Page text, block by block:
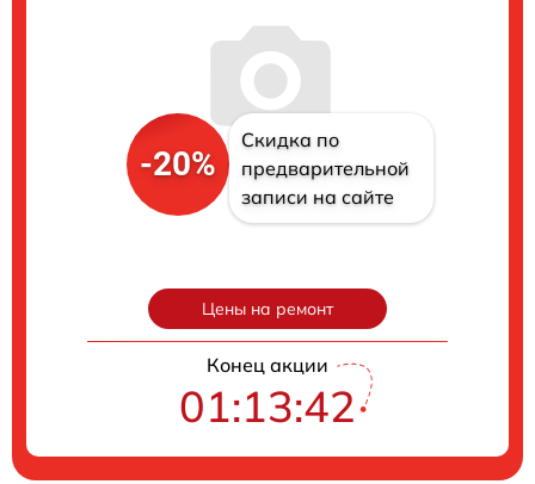
-20%
Скидка по
предварительной
записи на сайте
Цены на ремонт
Конец акции
01:13:41